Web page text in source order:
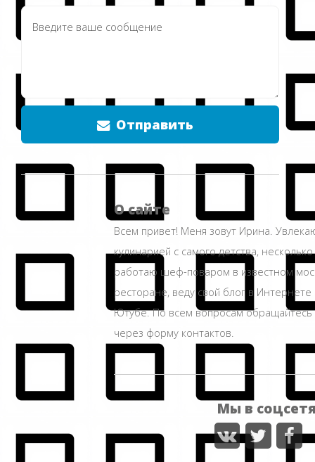
Отправить
О сайте
Всем привет! Меня зовут Ирина.
кулинарией с самого детства,
работаю шеф-поваром в известном
ресторане, веду свой блог в Интернете
Ютубе. По всем вопросам
через форму контактов.
Мы в